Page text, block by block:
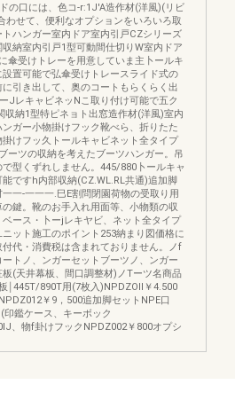
の口には、色コ-r:1J'A造作材(洋風)(リビ
わせて、便利なオプションをいろいろ取
トハンガー室内ドア室内引戸CZシリーズ
納室内引戸1型可動間仕切りW室内ドア
傘受けトレーを用意していま主卜ールキ
置可能で弘傘受けトレースライド式の
引き出して、奥のコートもらくらく出
JレキャビネッNこ取り付け可能で五ク
収納1型特ピネョト出窓造作材(洋風)室内
ンガー小物掛けフック靴べら、折りたた
けフッ久トールキャビネット全タイプ
ーツの収納を考えたブーツハンガー。吊
型くずれしません。445/880卜ールキャ
ですh内部収納(CZ.WL.RL共通)追加脚
一-一一一.巳E割問閉園荷物の受取り用
鍵。靴のお手入れ用面等、小物類の収
ース・卜ーjレキヤビ、ネット全タイプ
ット施工のポイント253納まり図価格に
代・消費税は含まれておりません。ノf
トノ、ンガーセットブーツノ、ンガー
(天井幕板、間口調整材)ノTーツ名商品
￨445T/890T用(7枚入)NPDZOll￥4.500
￥9，500追加脚セットNPE口
印鑑ケース、キーボック
、物f卦けフックNPDZ002￥800オプシ